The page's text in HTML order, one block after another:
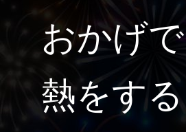
おかげ
熱をす